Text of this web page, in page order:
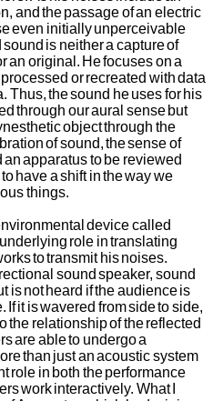
and the passage of an electric
even initially unperceivable
is neither a capture of
an original. He focuses on a
or recreated with data
Thus, the sound he uses for his
through our aural sense but
object through the
of sound, the sense of
apparatus to be reviewed
have a shift in the way we
things.
device called
role in translating
to transmit his noises.
sound speaker, sound
is not heard if the audience is
it is wavered from side to side,
the relationship of the reflected
are able to undergo a
than just an acoustic system
role in both the performance
work interactively. What I